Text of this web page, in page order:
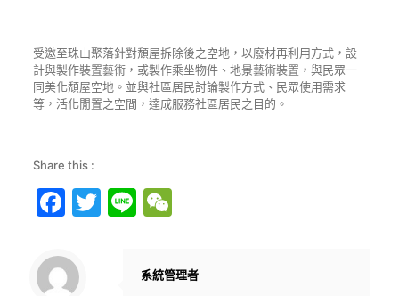
受邀至珠山聚落針對頹屋拆除後之空地，以廢材再利用方式，設
計與製作裝置藝術，或製作乘坐物件、地景藝術裝置，與民眾一
同美化頹屋空地。並與社區居民討論製作方式、民眾使用需求
等，活化閒置之空間，達成服務社區居民之目的。
Share this :
Facebook
Twitter
LineWeChat
系統管理者